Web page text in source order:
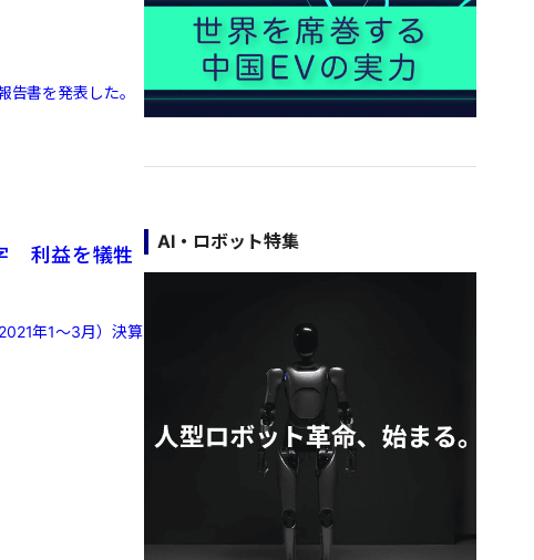
書を発表した。
利益を犠牲
年1〜3月）決算
AI・ロボット特集